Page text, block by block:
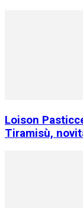
Loison
Tiramisù,